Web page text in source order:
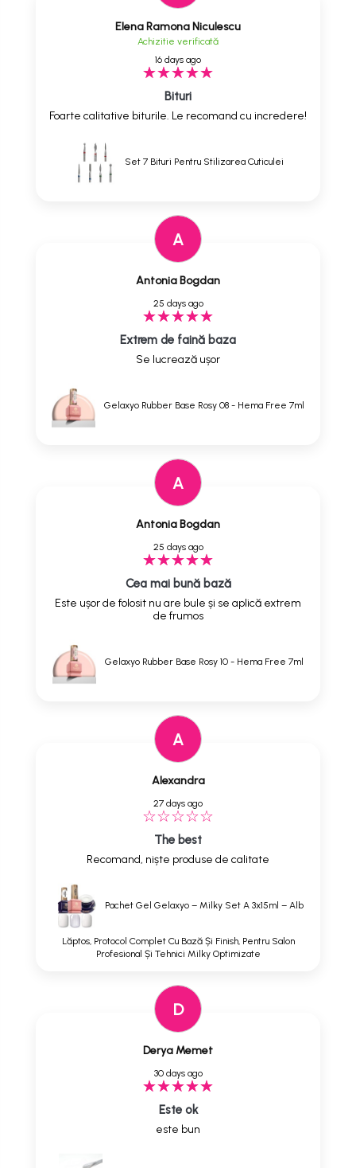
Elena Ramona Niculescu
Achizitie verificată
16 days ago
Bituri
Foarte calitative biturile. Le recomand cu incredere!
Set 7 Bituri Pentru Stilizarea Cuticulei
A
Antonia Bogdan
25 days ago
Extrem de faină baza
Se lucrează ușor
Gelaxyo Rubber Base Rosy 08 - Hema Free 7ml
A
Antonia Bogdan
25 days ago
Cea mai bună bază
Este ușor de folosit nu are bule și se aplică extrem
de frumos
Gelaxyo Rubber Base Rosy 10 - Hema Free 7ml
A
Alexandra
27 days ago
The best
Recomand, niște produse de calitate
Pachet Gel Gelaxyo – Milky Set A 3x15ml – Alb
Lăptos, Protocol Complet Cu Bază Și Finish, Pentru Salon
Profesional Și Tehnici Milky Optimizate
D
Derya Memet
30 days ago
Este ok
este bun